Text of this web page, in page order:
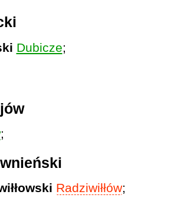
Dubicze;
;
Radziwiłłów;